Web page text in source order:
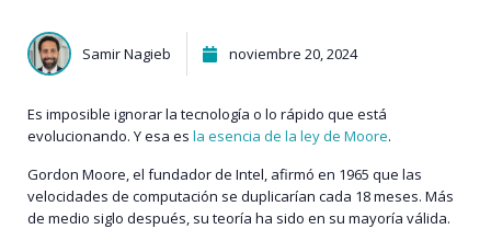
Samir Nagieb noviembre 20, 2024
Es imposible ignorar la tecnología o lo rápido que está
evolucionando. Y esa es la esencia de la ley de Moore.
Gordon Moore, el fundador de Intel, afirmó en 1965 que las
velocidades de computación se duplicarían cada 18 meses. Más
de medio siglo después, su teoría ha sido en su mayoría válida.